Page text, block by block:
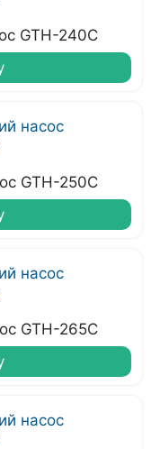
GTH-240C
GTH-250C
GTH-265C